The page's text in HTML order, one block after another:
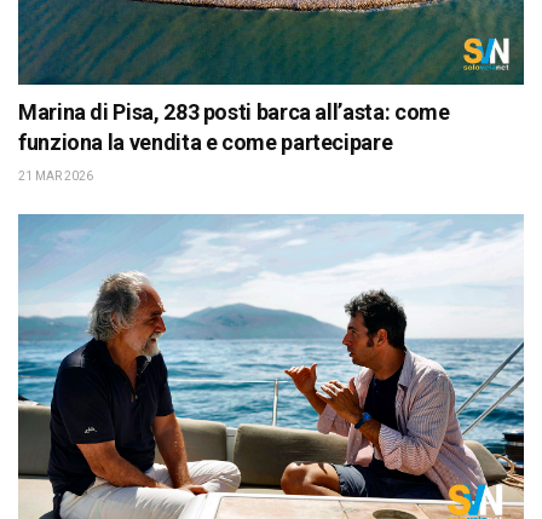
Marina di Pisa, 283 posti barca all’asta: come
funziona la vendita e come partecipare
21 MAR 2026